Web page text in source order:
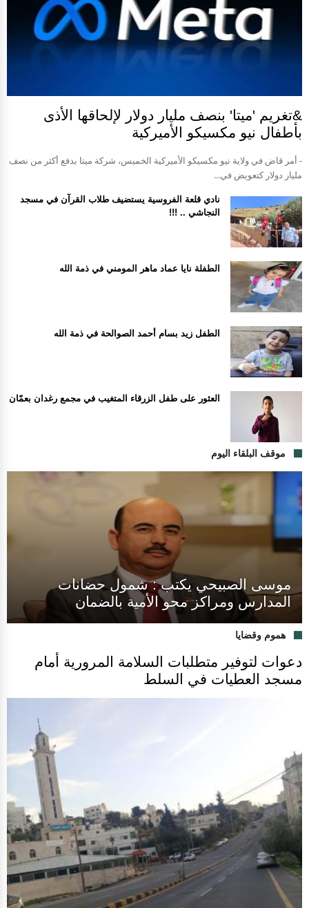
&تغريم 'ميتا' بنصف مليار دولار لإلحاقها الأذى
بأطفال نيو مكسيكو الأميركية
- أمر قاض في ولاية نيو مكسيكو الأميركية الخميس، شركة ميتا بدفع أكثر من نصف
مليار دولار كتعويض في...
نادي قلعة الفروسية يستضيف طلاب القرآن في مسجد
النجاشي .. !!!
الطفلة نايا عماد ماهر المومني في ذمة الله
الطفل زيد بسام أحمد الصوالحة في ذمة الله
العثور على طفل الزرقاء المتغيب في مجمع رغدان بعمّان
موقف البلقاء اليوم
موسى الصبيحي يكتب : شمول حضانات
المدارس ومراكز محو الأمية بالضمان
هموم وقضايا
دعوات لتوفير متطلبات السلامة المرورية أمام
مسجد العطيات في السلط